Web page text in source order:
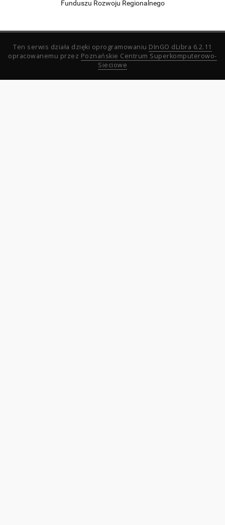
Funduszu Rozwoju Regionalnego
Ten serwis działa dzięki oprogramowaniu DInGO dLibra 6.2.11
opracowanemu przez Poznańskie Centrum Superkomputerowo-
Sieciowe